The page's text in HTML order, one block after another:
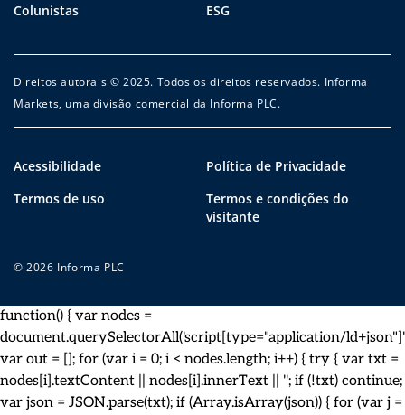
Colunistas ESG
Direitos autorais © 2025. Todos os direitos reservados. Informa
Markets, uma divisão comercial da Informa PLC.
Acessibilidade
Política de Privacidade
Termos de uso
Termos e condições do
visitante
© 2026 Informa PLC
function() { var nodes =
document.querySelectorAll('script[type="application/
var out = []; for (var i = 0; i < nodes.length; i++) { try { var txt =
nodes[i].textContent || nodes[i].innerText || ''; if (!txt) continue;
var json = JSON.parse(txt); if (Array.isArray(json)) { for (var j =